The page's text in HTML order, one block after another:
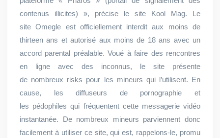
contenus illicites) », précise le site Kool Mag. Le
site Omegle est officiellement interdit aux moins de
thirteen ans et autorisé aux moins de 18 ans avec un
accord parental préalable. Voué à faire des rencontres
en ligne avec des inconnus, le site présente
de nombreux risks pour les mineurs qui l’utilisent. En
cause, les diffuseurs de pornographie et
les pédophiles qui fréquentent cette messagerie vidéo
instantanée. De nombreux mineurs parviennent donc
facilement à utiliser ce site, qui est, rappelons-le, promu